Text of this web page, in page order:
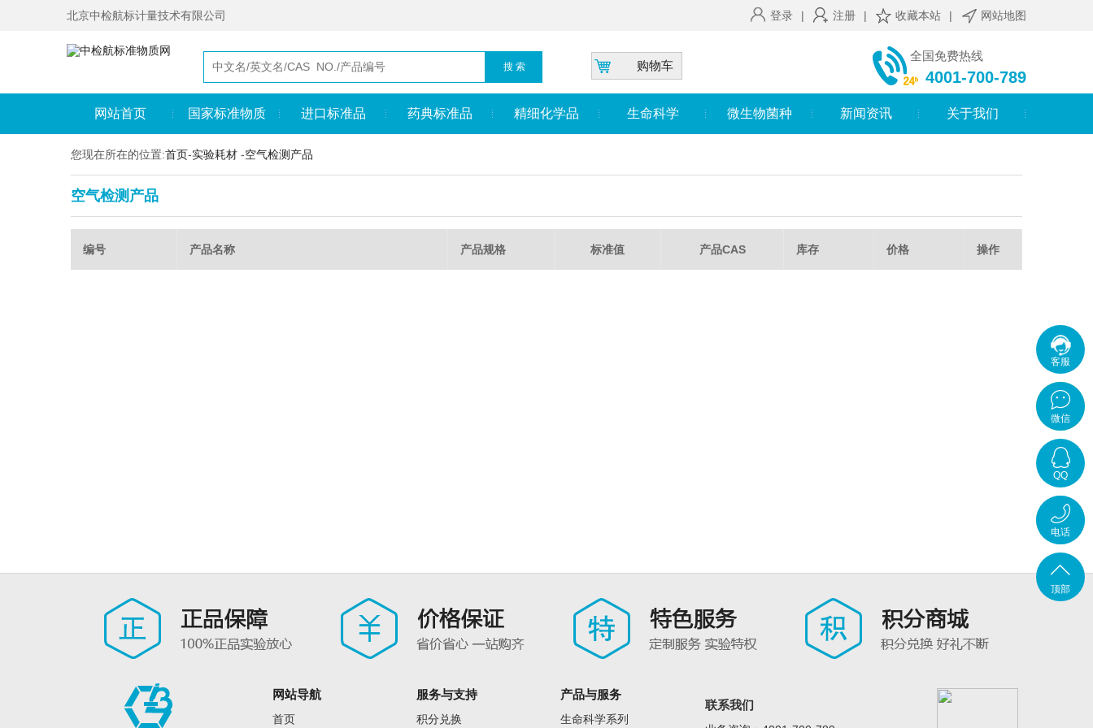
北京中检航标计量技术有限公司 登录 | 注册 | 收藏本站 | 网站地图
购物车
全国免费热线
4001-700-789
网站首页 国家标准物质 进口标准品 药典标准品 精细化学品 生命科学 微生物菌种 新闻资讯 关于我们
您现在所在的位置:首页-实验耗材 -空气检测产品
空气检测产品
编号 产品名称 产品规格 标准值 产品CAS 库存 价格 操作
客服
在线客
服
微信
QQ
在线咨
询
电话
4001-
顶部
网站导航
首页
服务与支持
积分兑换
产品与服务
生命科学系列
联系我们